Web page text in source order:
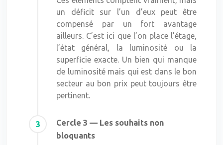
un déficit sur l’un d’eux peut être
compensé par un fort avantage
ailleurs. C’est ici que l’on place l’étage,
l’état général, la luminosité ou la
superficie exacte. Un bien qui manque
de luminosité mais qui est dans le bon
secteur au bon prix peut toujours être
pertinent.
Cercle 3 — Les souhaits non
bloquants